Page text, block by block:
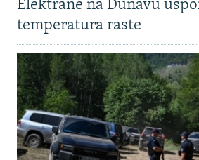
Elektrane na Dunavu
temperatura raste